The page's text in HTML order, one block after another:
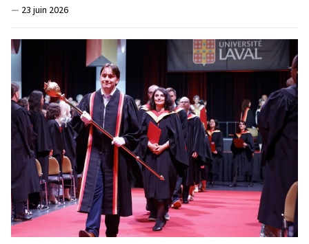
— 23 juin 2026